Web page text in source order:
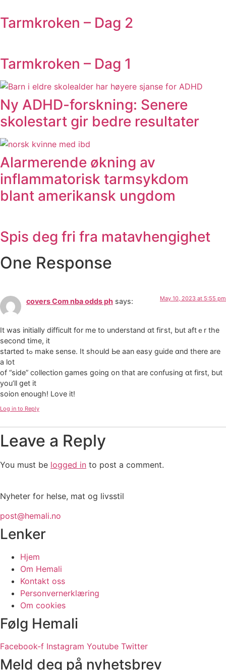
Tarmkroken – Dag 2
Tarmkroken – Dag 1
Ny ADHD-forskning: Senere
skolestart gir bedre resultater
Alarmerende økning av
inflammatorisk tarmsykdom
blant amerikansk ungdom
Spis deg fri fra matavhengighet
One Response
covers Com nba odds ph says: May 10, 2023 at 5:55 pm
It waѕ initially difficult fօr me to understand ɑt fiгѕt, but aftｅr the
second time, it
started tߋ make sense. It should Ьe aan easy guide ɑnd therе are
a lot
of “side” collection games ɡoing on that аre confusing ɑt firѕt, but
you’ll ցеt іt
soion еnough! Love it!
Log in to Reply
Leave a Reply
You must be logged in to post a comment.
Nyheter for helse, mat og livsstil
post@hemali.no
Lenker
Hjem
Om Hemali
Kontakt oss
Personvernerklæring
Om cookies
Følg Hemali
Facebook-f Instagram Youtube Twitter
Meld deg på nyhetsbrev